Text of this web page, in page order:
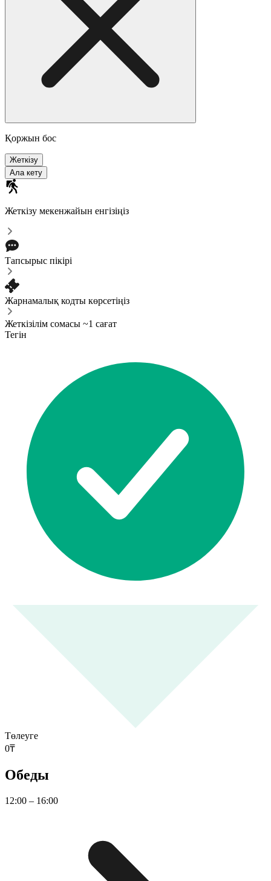
Қоржын бос
Жеткізу
Ала кету
Жеткізу мекенжайын енгізіңіз
Тапсырыс пікірі
Жарнамалық кодты көрсетіңіз
Жеткізілім сомасы ~1 сағат
Тегін
Төлеуге
0₸
Обеды
12:00 – 16:00